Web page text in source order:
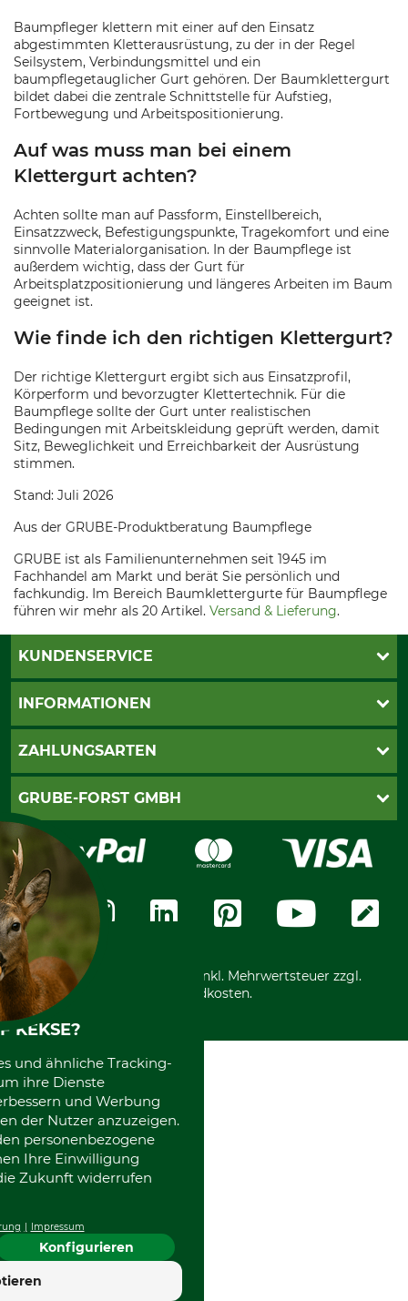
Baumpfleger klettern mit einer auf den Einsatz
abgestimmten Kletterausrüstung, zu der in der Regel
Seilsystem, Verbindungsmittel und ein
baumpflegetauglicher Gurt gehören. Der Baumklettergurt
bildet dabei die zentrale Schnittstelle für Aufstieg,
Fortbewegung und Arbeitspositionierung.
Auf was muss man bei einem
Klettergurt achten?
Achten sollte man auf Passform, Einstellbereich,
Einsatzzweck, Befestigungspunkte, Tragekomfort und eine
sinnvolle Materialorganisation. In der Baumpflege ist
außerdem wichtig, dass der Gurt für
Arbeitsplatzpositionierung und längeres Arbeiten im Baum
geeignet ist.
Wie finde ich den richtigen Klettergurt?
Der richtige Klettergurt ergibt sich aus Einsatzprofil,
Körperform und bevorzugter Klettertechnik. Für die
Baumpflege sollte der Gurt unter realistischen
Bedingungen mit Arbeitskleidung geprüft werden, damit
Sitz, Beweglichkeit und Erreichbarkeit der Ausrüstung
stimmen.
Stand: Juli 2026
Aus der GRUBE-Produktberatung Baumpflege
GRUBE ist als Familienunternehmen seit 1945 im
Fachhandel am Markt und berät Sie persönlich und
fachkundig. Im Bereich Baumklettergurte für Baumpflege
führen wir mehr als 20 Artikel. Versand & Lieferung.
KUNDENSERVICE
Katalogbestellung
INFORMATIONEN
AGB
Widerrufsrecht
Widerrufsformular
Datenschutz
Zahlungsarten
ZAHLUNGSARTEN
PayPal
Kreditkarte
Rechnung
Vorkasse
GRUBE-FORST GMBH
Karriere
Über uns
Messetermine
Community
International
*Alle Preise in Euro und inkl. Mehrwertsteuer zzgl.
Versandkosten.
KEKSE?
und ähnliche Tracking-
ihre Dienste
und Werbung
der Nutzer anzuzeigen.
personenbezogene
Ihre Einwilligung
Zukunft widerrufen
Impressum
Konfigurieren